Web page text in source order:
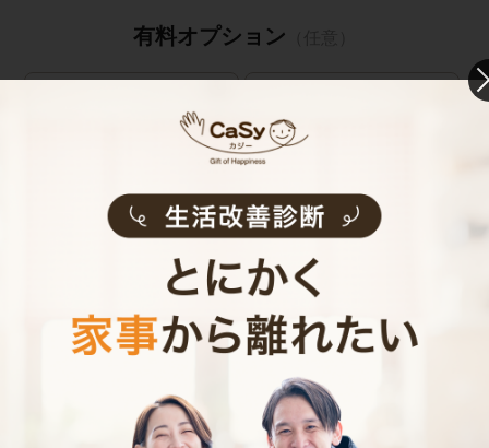
有料オプション
(物理キー)
お見積り内容